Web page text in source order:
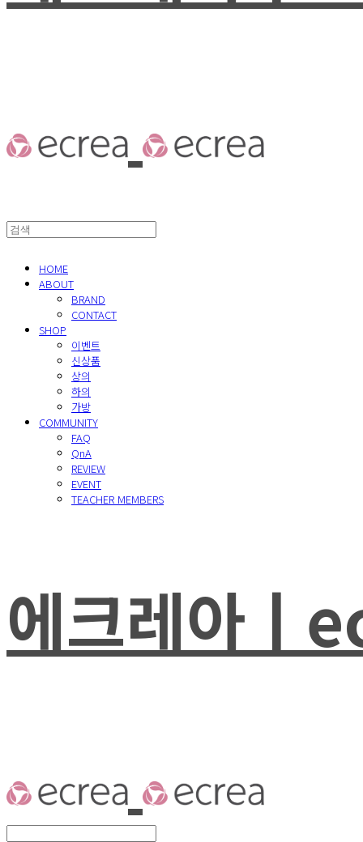
HOME
ABOUT
BRAND
CONTACT
SHOP
이벤트
신상품
상의
하의
가방
COMMUNITY
FAQ
QnA
REVIEW
EVENT
TEACHER MEMBERS
에크레아ㅣ